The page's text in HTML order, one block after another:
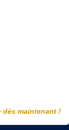
dès maintenant !